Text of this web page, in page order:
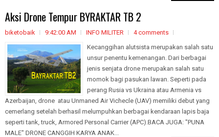
Aksi Drone Tempur BYRAKTAR TB 2
biketobaik 9:42:00 AM INFO MILITER
4 comments
Kecanggihan alutsista merupakan salah satu
unsur penentu kemenangan. Dari berbagai
jenis senjata drone merupakan salah satu
momok bagi pasukan lawan. Seperti pada
perang Rusia vs Ukraina atau Armenia vs
Azerbaijan, drone atau Unmaned Air Vichecle (UAV) memiliki debut yang
cemerlang setelah berhasil melumpuhkan berbagai kendaraan lapis baja
seperti tank, truck, Armored Personal Carrier (APC).BACA JUGA: "PUNA
MALE" DRONE CANGGIH KARYA ANAK...